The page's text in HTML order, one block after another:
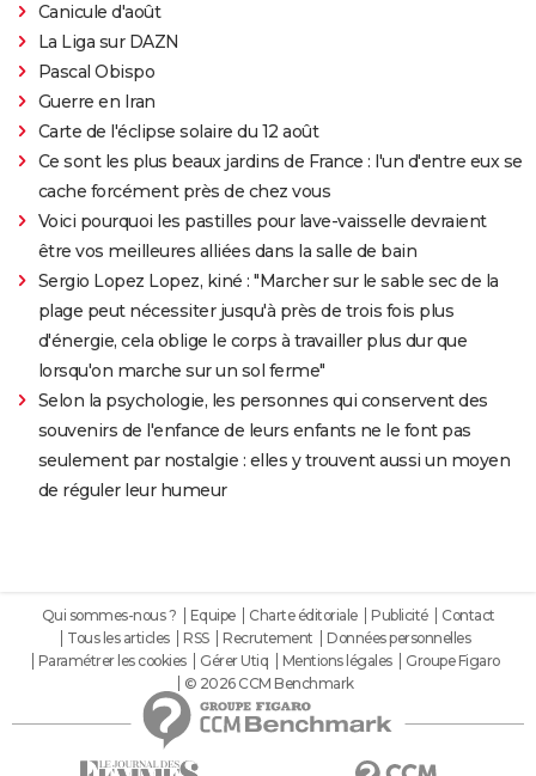
Canicule d'août
La Liga sur DAZN
Pascal Obispo
Guerre en Iran
Carte de l'éclipse solaire du 12 août
Ce sont les plus beaux jardins de France : l'un d'entre eux se
cache forcément près de chez vous
Voici pourquoi les pastilles pour lave-vaisselle devraient
être vos meilleures alliées dans la salle de bain
Sergio Lopez Lopez, kiné : "Marcher sur le sable sec de la
plage peut nécessiter jusqu'à près de trois fois plus
d'énergie, cela oblige le corps à travailler plus dur que
lorsqu'on marche sur un sol ferme"
Selon la psychologie, les personnes qui conservent des
souvenirs de l'enfance de leurs enfants ne le font pas
seulement par nostalgie : elles y trouvent aussi un moyen
de réguler leur humeur
Qui sommes-nous ? Equipe Charte éditoriale Publicité
Contact
Tous les articles
RSS Recrutement
Données personnelles
Paramétrer les cookies
Gérer Utiq Mentions légales
Groupe Figaro
© 2026 CCM Benchmark